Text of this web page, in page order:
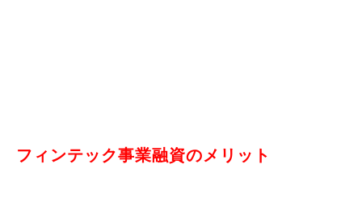
フィンテック事業融資のメリット